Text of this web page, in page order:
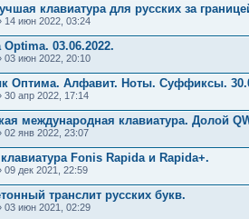
клавиатура для русских за
14 июн 2022, 03:24
03.06.2022.
03 июн 2022, 20:10
Оптима. Алфавит. Ноты. Суффиксы.
30 апр 2022, 17:14
международная клавиатура. Долой
02 янв 2022, 23:07
Fonis Rapida и Rapida+.
09 дек 2021, 22:59
транслит русских букв.
03 июн 2021, 02:29